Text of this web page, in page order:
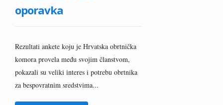
oporavka
Rezultati ankete koju je Hrvatska obrtnička
komora provela među svojim članstvom,
pokazali su veliki interes i potrebu obrtnika
za bespovratnim sredstvima...